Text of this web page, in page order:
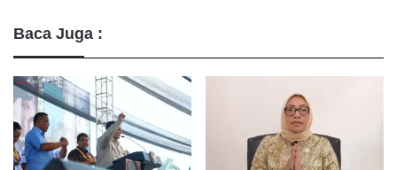
Baca Juga :